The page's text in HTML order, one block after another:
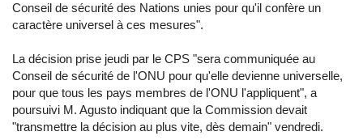
Conseil de sécurité des Nations unies pour qu'il confère un
caractère universel à ces mesures".
La décision prise jeudi par le CPS "sera communiquée au
Conseil de sécurité de l'ONU pour qu'elle devienne universelle,
pour que tous les pays membres de l'ONU l'appliquent", a
poursuivi M. Agusto indiquant que la Commission devait
"transmettre la décision au plus vite, dès demain" vendredi.